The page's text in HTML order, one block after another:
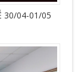
30/04-01/05